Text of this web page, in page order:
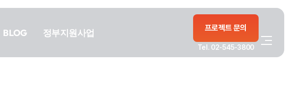
BLOG 정부지원사업 프로젝트 문의
Tel. 02-545-3800